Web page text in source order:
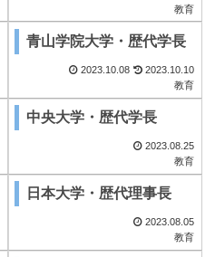
教育
青山学院大学・歴代学長
2023.10.08
2023.10.10
教育
中央大学・歴代学長
2023.08.25
教育
日本大学・歴代理事長
2023.08.05
教育